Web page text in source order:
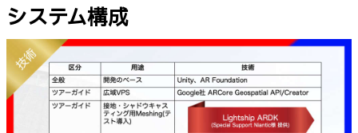
システム構成